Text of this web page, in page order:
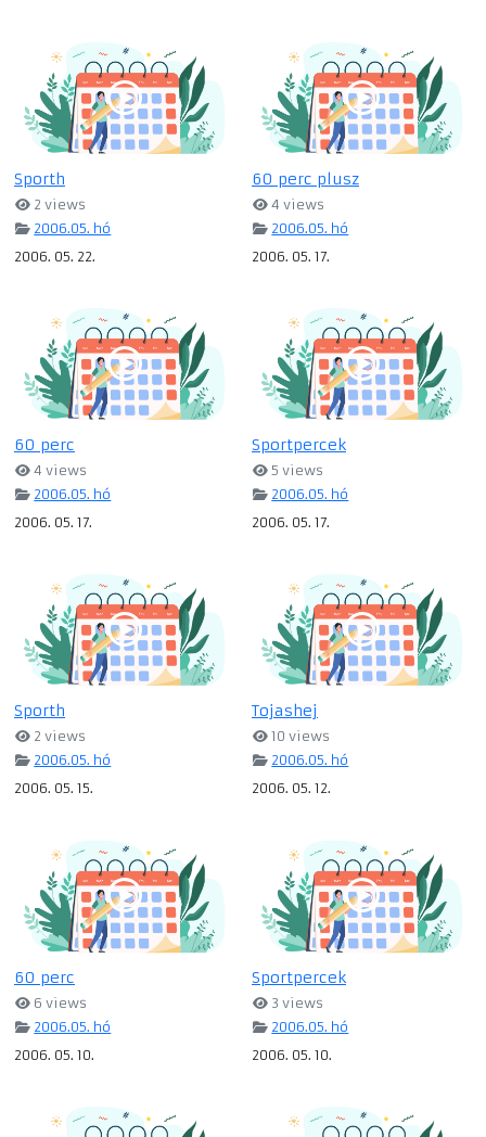
Sporth
2 views
2006.05. hó
2006. 05. 22.
60 perc plusz
4 views
2006.05. hó
2006. 05. 17.
60 perc
4 views
2006.05. hó
2006. 05. 17.
Sportpercek
5 views
2006.05. hó
2006. 05. 17.
Sporth
2 views
2006.05. hó
2006. 05. 15.
Tojashej
10 views
2006.05. hó
2006. 05. 12.
60 perc
6 views
2006.05. hó
2006. 05. 10.
Sportpercek
3 views
2006.05. hó
2006. 05. 10.